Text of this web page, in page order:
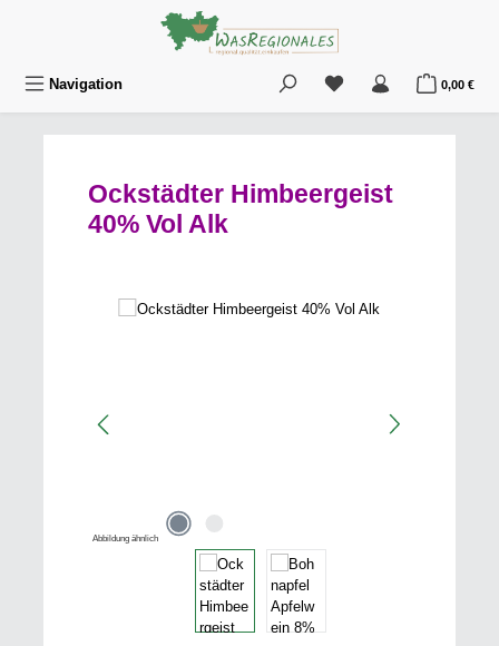
Zum Hauptinhalt springen
Navigation Du hast 0 Produkte
0,00 €
Ockstädter Himbeergeist
40% Vol Alk
Bildergalerie überspringen
Abbildung ähnlich